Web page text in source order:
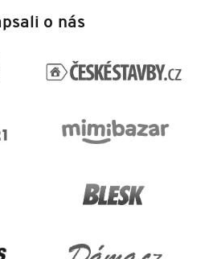
o nás